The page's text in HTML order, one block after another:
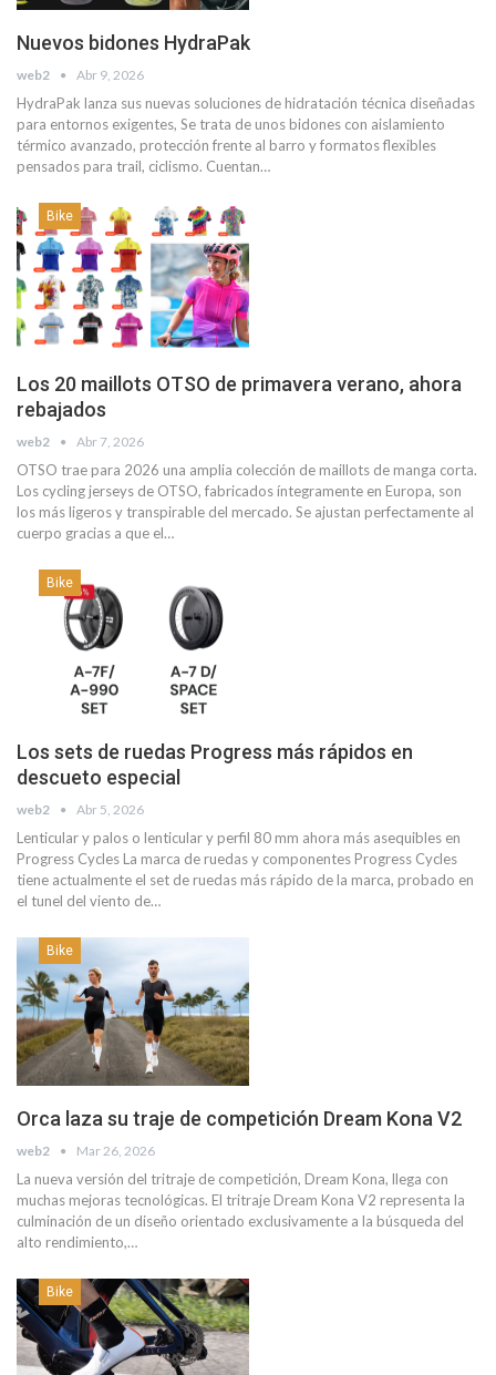
Nuevos bidones HydraPak
web2 Abr 9, 2026
HydraPak lanza sus nuevas soluciones de hidratación técnica diseñadas
para entornos exigentes, Se trata de unos bidones con aislamiento
térmico avanzado, protección frente al barro y formatos flexibles
pensados para trail, ciclismo. Cuentan…
Bike
Los 20 maillots OTSO de primavera verano, ahora
rebajados
web2 Abr 7, 2026
OTSO trae para 2026 una amplia colección de maillots de manga corta.
Los cycling jerseys de OTSO, fabricados íntegramente en Europa, son
los más ligeros y transpirable del mercado. Se ajustan perfectamente al
cuerpo gracias a que el…
Bike
Los sets de ruedas Progress más rápidos en
descueto especial
web2 Abr 5, 2026
Lenticular y palos o lenticular y perfil 80 mm ahora más asequibles en
Progress Cycles La marca de ruedas y componentes Progress Cycles
tiene actualmente el set de ruedas más rápido de la marca, probado en
el tunel del viento de…
Bike
Orca laza su traje de competición Dream Kona V2
web2 Mar 26, 2026
La nueva versión del tritraje de competición, Dream Kona, llega con
muchas mejoras tecnológicas. El tritraje Dream Kona V2 representa la
culminación de un diseño orientado exclusivamente a la búsqueda del
alto rendimiento,…
Bike